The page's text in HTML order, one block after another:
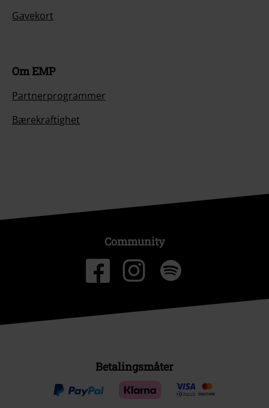
Gavekort
Om EMP
Partnerprogrammer
Bærekraftighet
Community
Betalingsmåter